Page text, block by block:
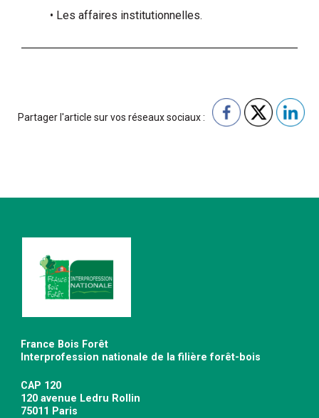
• Les affaires institutionnelles.
Partager l'article sur vos réseaux sociaux :
France Bois Forêt
Interprofession nationale de la filière forêt-bois
CAP 120
120 avenue Ledru Rollin
75011 Paris